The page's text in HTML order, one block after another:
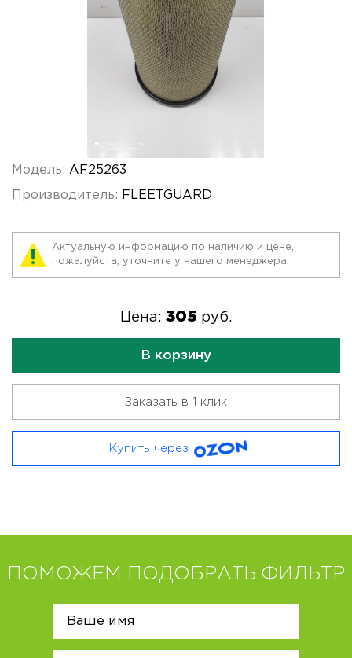
Модель: AF25263
Производитель: FLEETGUARD
Актуальную информацию по наличию и цене,
пожалуйста, уточните у нашего менеджера.
Цена: 305 руб.
В корзину
Заказать в 1 клик
Купить через
ПОМОЖЕМ ПОДОБРАТЬ ФИЛЬТР